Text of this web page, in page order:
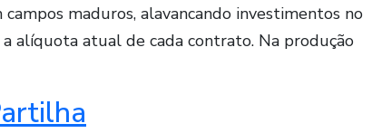
maduros, alavancando investimentos no
alíquota atual de cada contrato. Na produção